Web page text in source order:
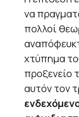
να
πολλοί
χτύπημα
προξενείο
αυτόν τον